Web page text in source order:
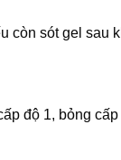
còn sót gel sau
độ 1, bỏng